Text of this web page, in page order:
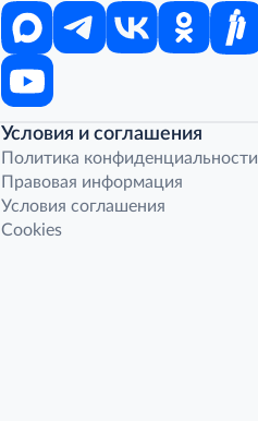
Условия и соглашения
Политика конфиденциальности
Правовая информация
Условия соглашения
Cookies